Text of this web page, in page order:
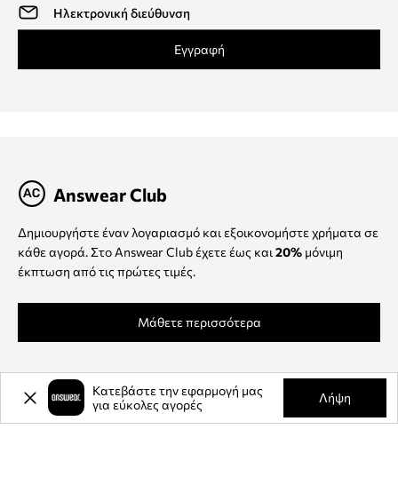
Εγγραφή
Answear Club
Δημιουργήστε έναν λογαριασμό και εξοικονομήστε χρήματα σε
κάθε αγορά. Στο Answear Club έχετε έως και 20% μόνιμη
έκπτωση από τις πρώτες τιμές.
Μάθετε περισσότερα
Κατεβάστε την εφαρμογή μας
για εύκολες αγορές
Λήψη